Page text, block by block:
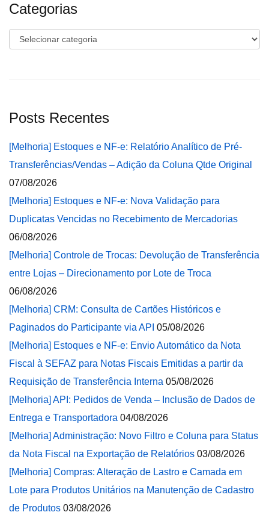
Categorias
Categorias
Posts Recentes
[Melhoria] Estoques e NF-e: Relatório Analítico de Pré-
Transferências/Vendas – Adição da Coluna Qtde Original
07/08/2026
[Melhoria] Estoques e NF-e: Nova Validação para
Duplicatas Vencidas no Recebimento de Mercadorias
06/08/2026
[Melhoria] Controle de Trocas: Devolução de Transferência
entre Lojas – Direcionamento por Lote de Troca
06/08/2026
[Melhoria] CRM: Consulta de Cartões Históricos e
Paginados do Participante via API 05/08/2026
[Melhoria] Estoques e NF-e: Envio Automático da Nota
Fiscal à SEFAZ para Notas Fiscais Emitidas a partir da
Requisição de Transferência Interna 05/08/2026
[Melhoria] API: Pedidos de Venda – Inclusão de Dados de
Entrega e Transportadora 04/08/2026
[Melhoria] Administração: Novo Filtro e Coluna para Status
da Nota Fiscal na Exportação de Relatórios 03/08/2026
[Melhoria] Compras: Alteração de Lastro e Camada em
Lote para Produtos Unitários na Manutenção de Cadastro
de Produtos 03/08/2026